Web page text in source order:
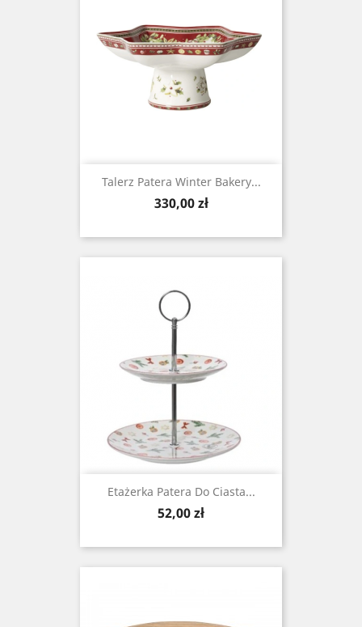
Talerz Patera Winter Bakery...
Cena
330,00 zł
Etażerka Patera Do Ciasta...
Cena
52,00 zł